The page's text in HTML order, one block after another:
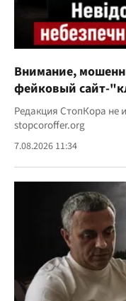
Внимание,
фейковый сайт-
Редакция СтопКора не
stopcoroffer.org
7.08.2026 11:34